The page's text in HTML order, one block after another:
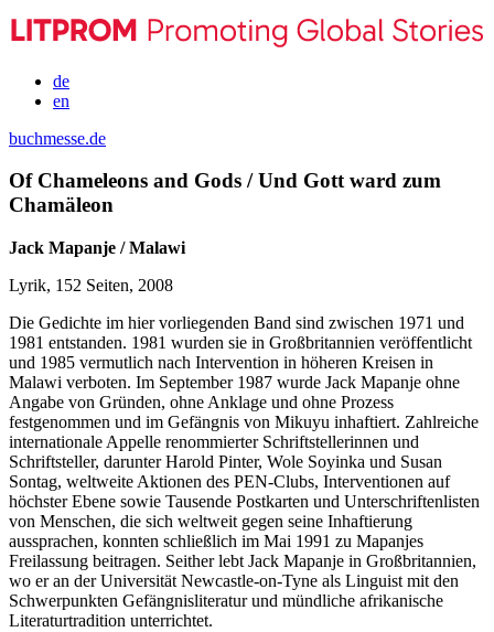
de
en
buchmesse.de
Of Chameleons and Gods / Und Gott ward zum
Chamäleon
Jack Mapanje / Malawi
Lyrik, 152 Seiten, 2008
Die Gedichte im hier vorliegenden Band sind zwischen 1971 und
1981 entstanden. 1981 wurden sie in Großbritannien veröffentlicht
und 1985 vermutlich nach Intervention in höheren Kreisen in
Malawi verboten. Im September 1987 wurde Jack Mapanje ohne
Angabe von Gründen, ohne Anklage und ohne Prozess
festgenommen und im Gefängnis von Mikuyu inhaftiert. Zahlreiche
internationale Appelle renommierter Schriftstellerinnen und
Schriftsteller, darunter Harold Pinter, Wole Soyinka und Susan
Sontag, weltweite Aktionen des PEN-Clubs, Interventionen auf
höchster Ebene sowie Tausende Postkarten und Unterschriftenlisten
von Menschen, die sich weltweit gegen seine Inhaftierung
aussprachen, konnten schließlich im Mai 1991 zu Mapanjes
Freilassung beitragen. Seither lebt Jack Mapanje in Großbritannien,
wo er an der Universität Newcastle-on-Tyne als Linguist mit den
Schwerpunkten Gefängnisliteratur und mündliche afrikanische
Literaturtradition unterrichtet.